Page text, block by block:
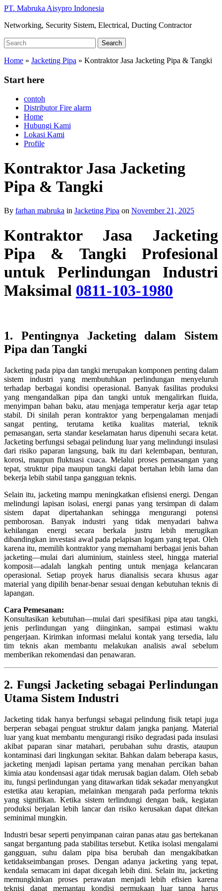
Skip
main
PT. Mabruka Aisypro Indonesia
Networking, Security Sistem, Electrical, Ducting Contractor
Search
for:
Search
Home » Jacketing Pipa » Kontraktor Jasa Jacketing Pipa & Tangki
Start here
contoh
Distributor Fire alarm
Home
Hubungi Kami
Lokasi Kami
Profile
Kontraktor Jasa Jacketing
Pipa & Tangki
By farhan mabruka in Jacketing Pipa on November 21, 2025
Kontraktor Jasa Jacketing
Pipa & Tangki Profesional
untuk Perlindungan Industri
Maksimal 0811-103-1980
1. Pentingnya Jacketing dalam Sistem
Pipa dan Tangki
Jacketing pada pipa dan tangki merupakan komponen penting dalam
sistem industri yang membutuhkan perlindungan menyeluruh
terhadap berbagai kondisi operasional. Banyak fasilitas produksi
yang mengandalkan pipa dan tangki untuk mengalirkan fluida,
menyimpan bahan baku, atau menjaga temperatur kerja agar tetap
stabil. Di sinilah peran kontraktor yang berpengalaman menjadi
sangat penting, terutama ketika kualitas material, teknik
pemasangan, serta standar keselamatan harus dipenuhi secara ketat.
Jacketing berfungsi sebagai pelindung luar yang melindungi insulasi
dari risiko paparan langsung, baik itu dari kelembapan, benturan,
korosi, maupun fluktuasi cuaca. Melalui proses pemasangan yang
tepat, struktur pipa maupun tangki dapat bertahan lebih lama dan
bekerja lebih stabil tanpa gangguan teknis.
Selain itu, jacketing mampu meningkatkan efisiensi energi. Dengan
melindungi lapisan isolasi, energi panas yang tersimpan di dalam
sistem dapat dipertahankan sehingga mengurangi potensi
pemborosan. Banyak industri yang tidak menyadari bahwa
kehilangan energi secara berkala justru lebih merugikan
dibandingkan investasi awal pada pelapisan logam yang tepat. Oleh
karena itu, memilih kontraktor yang memahami berbagai jenis bahan
jacketing—mulai dari aluminium, stainless steel, hingga material
komposit—adalah langkah penting untuk menjaga kelancaran
operasional. Setiap proyek harus dianalisis secara khusus agar
material yang dipilih benar-benar sesuai dengan kebutuhan teknis di
lapangan.
Cara Pemesanan:
Konsultasikan kebutuhan—mulai dari spesifikasi pipa atau tangki,
jenis perlindungan yang diinginkan, sampai estimasi waktu
pengerjaan. Kirimkan informasi melalui kontak yang tersedia, lalu
tim teknis akan membantu melakukan analisis awal sebelum
memberikan rekomendasi dan penawaran.
2. Fungsi Jacketing sebagai Perlindungan
Utama Sistem Industri
Jacketing tidak hanya berfungsi sebagai pelindung fisik tetapi juga
berperan sebagai penguat struktur dalam jangka panjang. Material
luar yang kuat membantu mengurangi risiko degradasi pada insulasi
akibat paparan sinar matahari, perubahan suhu drastis, ataupun
kontaminasi dari lingkungan sekitar. Bahkan dalam beberapa kasus,
jacketing menjadi lapisan pertama yang menahan percikan bahan
kimia atau kondensasi agar tidak merusak bagian dalam. Oleh sebab
itu, fungsi perlindungan yang ditawarkan tidak sekadar menyangkut
estetika atau kerapian, melainkan mengarah pada performa teknis
yang signifikan. Ketika sistem terlindungi dengan baik, kegiatan
produksi berjalan lebih lancar dan risiko kerusakan dapat ditekan
seminimal mungkin.
Industri besar seperti penyimpanan cairan panas atau gas bertekanan
sangat bergantung pada stabilitas tersebut. Ketika isolasi mengalami
gangguan, suhu dalam pipa bisa berubah dan mengakibatkan
ketidakseimbangan proses. Dengan adanya jacketing yang tepat,
kendala semacam ini dapat dicegah lebih dini. Selain itu, jacketing
memungkinkan proses perawatan menjadi lebih efisien karena
teknisi dapat memantau kondisi permukaan luar tanpa harus